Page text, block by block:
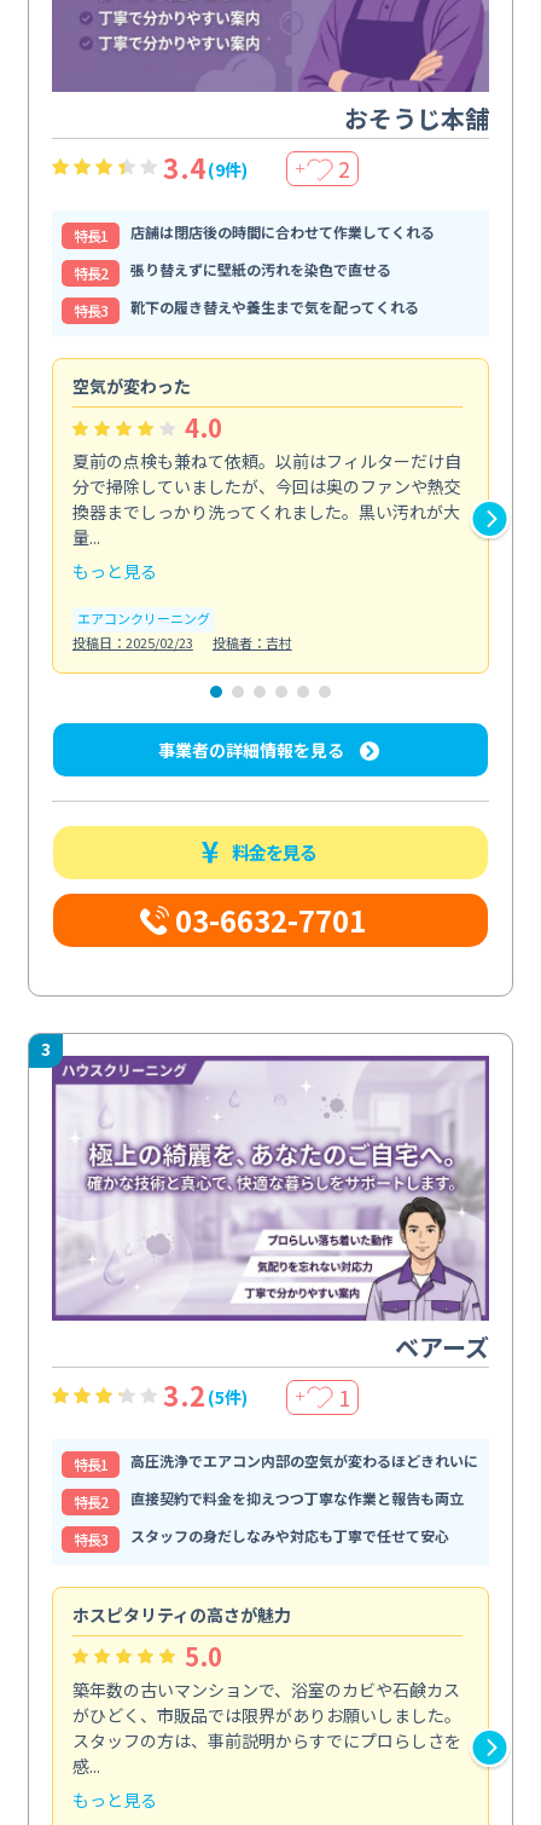
おそうじ本舗
3.4(9件) ＋ 2
特⻑1
店舗は閉店後の時間に合わせて作業してくれる
特⻑2
張り替えずに壁紙の汚れを染色で直せる
特⻑3
靴下の履き替えや養生まで気を配ってくれる
空気が変わった
4.0
夏前の点検も兼ねて依頼。以前はフィルターだけ自
分で掃除していましたが、今回は奥のファンや熱交
換器までしっかり洗ってくれました。黒い汚れが大
量...
もっと見る
エアコンクリーニング
投稿日：2025/02/23
投稿者：吉村
事業者の詳細情報を見る
料金を見る
03-6632-7701
3
ベアーズ
3.2 (5件) ＋ 1
特⻑1
高圧洗浄でエアコン内部の空気が変わるほどきれいに
特⻑2
直接契約で料金を抑えつつ丁寧な作業と報告も両立
特⻑3
スタッフの身だしなみや対応も丁寧で任せて安心
ホスピタリティの高さが魅力
5.0
築年数の古いマンションで、浴室のカビや石鹸カス
がひどく、市販品では限界がありお願いしました。
スタッフの方は、事前説明からすでにプロらしさを
感...
もっと見る